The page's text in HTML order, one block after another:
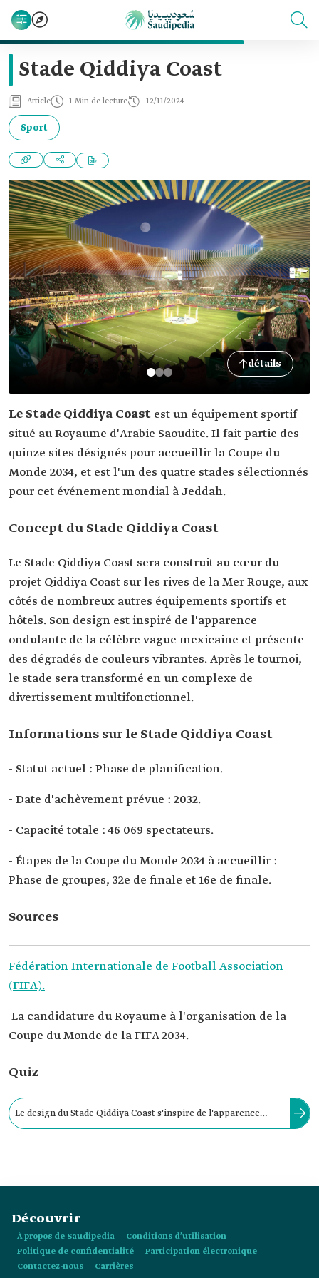
Stade Qiddiya Coast
Article 1 Min de lecture 12/11/2024
Sport
détails
Le Stade Qiddiya Coast est un équipement sportif
situé au Royaume d'Arabie Saoudite. Il fait partie des
quinze sites désignés pour accueillir la Coupe du
Monde 2034, et est l'un des quatre stades sélectionnés
pour cet événement mondial à Jeddah.
Concept du Stade Qiddiya Coast
Le Stade Qiddiya Coast sera construit au cœur du
projet Qiddiya Coast sur les rives de la Mer Rouge, aux
côtés de nombreux autres équipements sportifs et
hôtels. Son design est inspiré de l'apparence
ondulante de la célèbre vague mexicaine et présente
des dégradés de couleurs vibrantes. Après le tournoi,
le stade sera transformé en un complexe de
divertissement multifonctionnel.
Informations sur le Stade Qiddiya Coast
- Statut actuel : Phase de planification.
- Date d'achèvement prévue : 2032.
- Capacité totale : 46 069 spectateurs.
- Étapes de la Coupe du Monde 2034 à accueillir :
Phase de groupes, 32e de finale et 16e de finale.
Sources
Fédération Internationale de Football Association
(FIFA).
La candidature du Royaume à l'organisation de la
Coupe du Monde de la FIFA 2034.
Quiz
Le design du Stade Qiddiya Coast s'inspire de l'apparence
Découvrir
À propos de Saudipedia
Conditions d’utilisation
Politique de confidentialité
Participation électronique
Contactez-nous
Carrières